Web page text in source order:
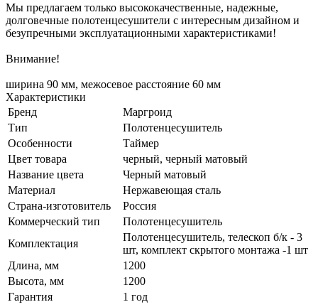
Мы предлагаем только высококачественные, надежные,
долговечные полотенцесушители с интересным дизайном и
безупречными эксплуатационными характеристиками!
Внимание!
ширина 90 мм, межосевое расстояние 60 мм
Характеристики
Бренд
Маргроид
Тип
Полотенцесушитель
Особенности
Таймер
Цвет товара
черный, черный матовый
Название цвета
Черный матовый
Материал
Нержавеющая сталь
Страна-изготовитель
Россия
Коммерческий тип
Полотенцесушитель
Комплектация
Полотенцесушитель, телескоп б/к - 3
шт, комплект скрытого монтажа -1 шт
Длина, мм
1200
Высота, мм
1200
Гарантия
1 год